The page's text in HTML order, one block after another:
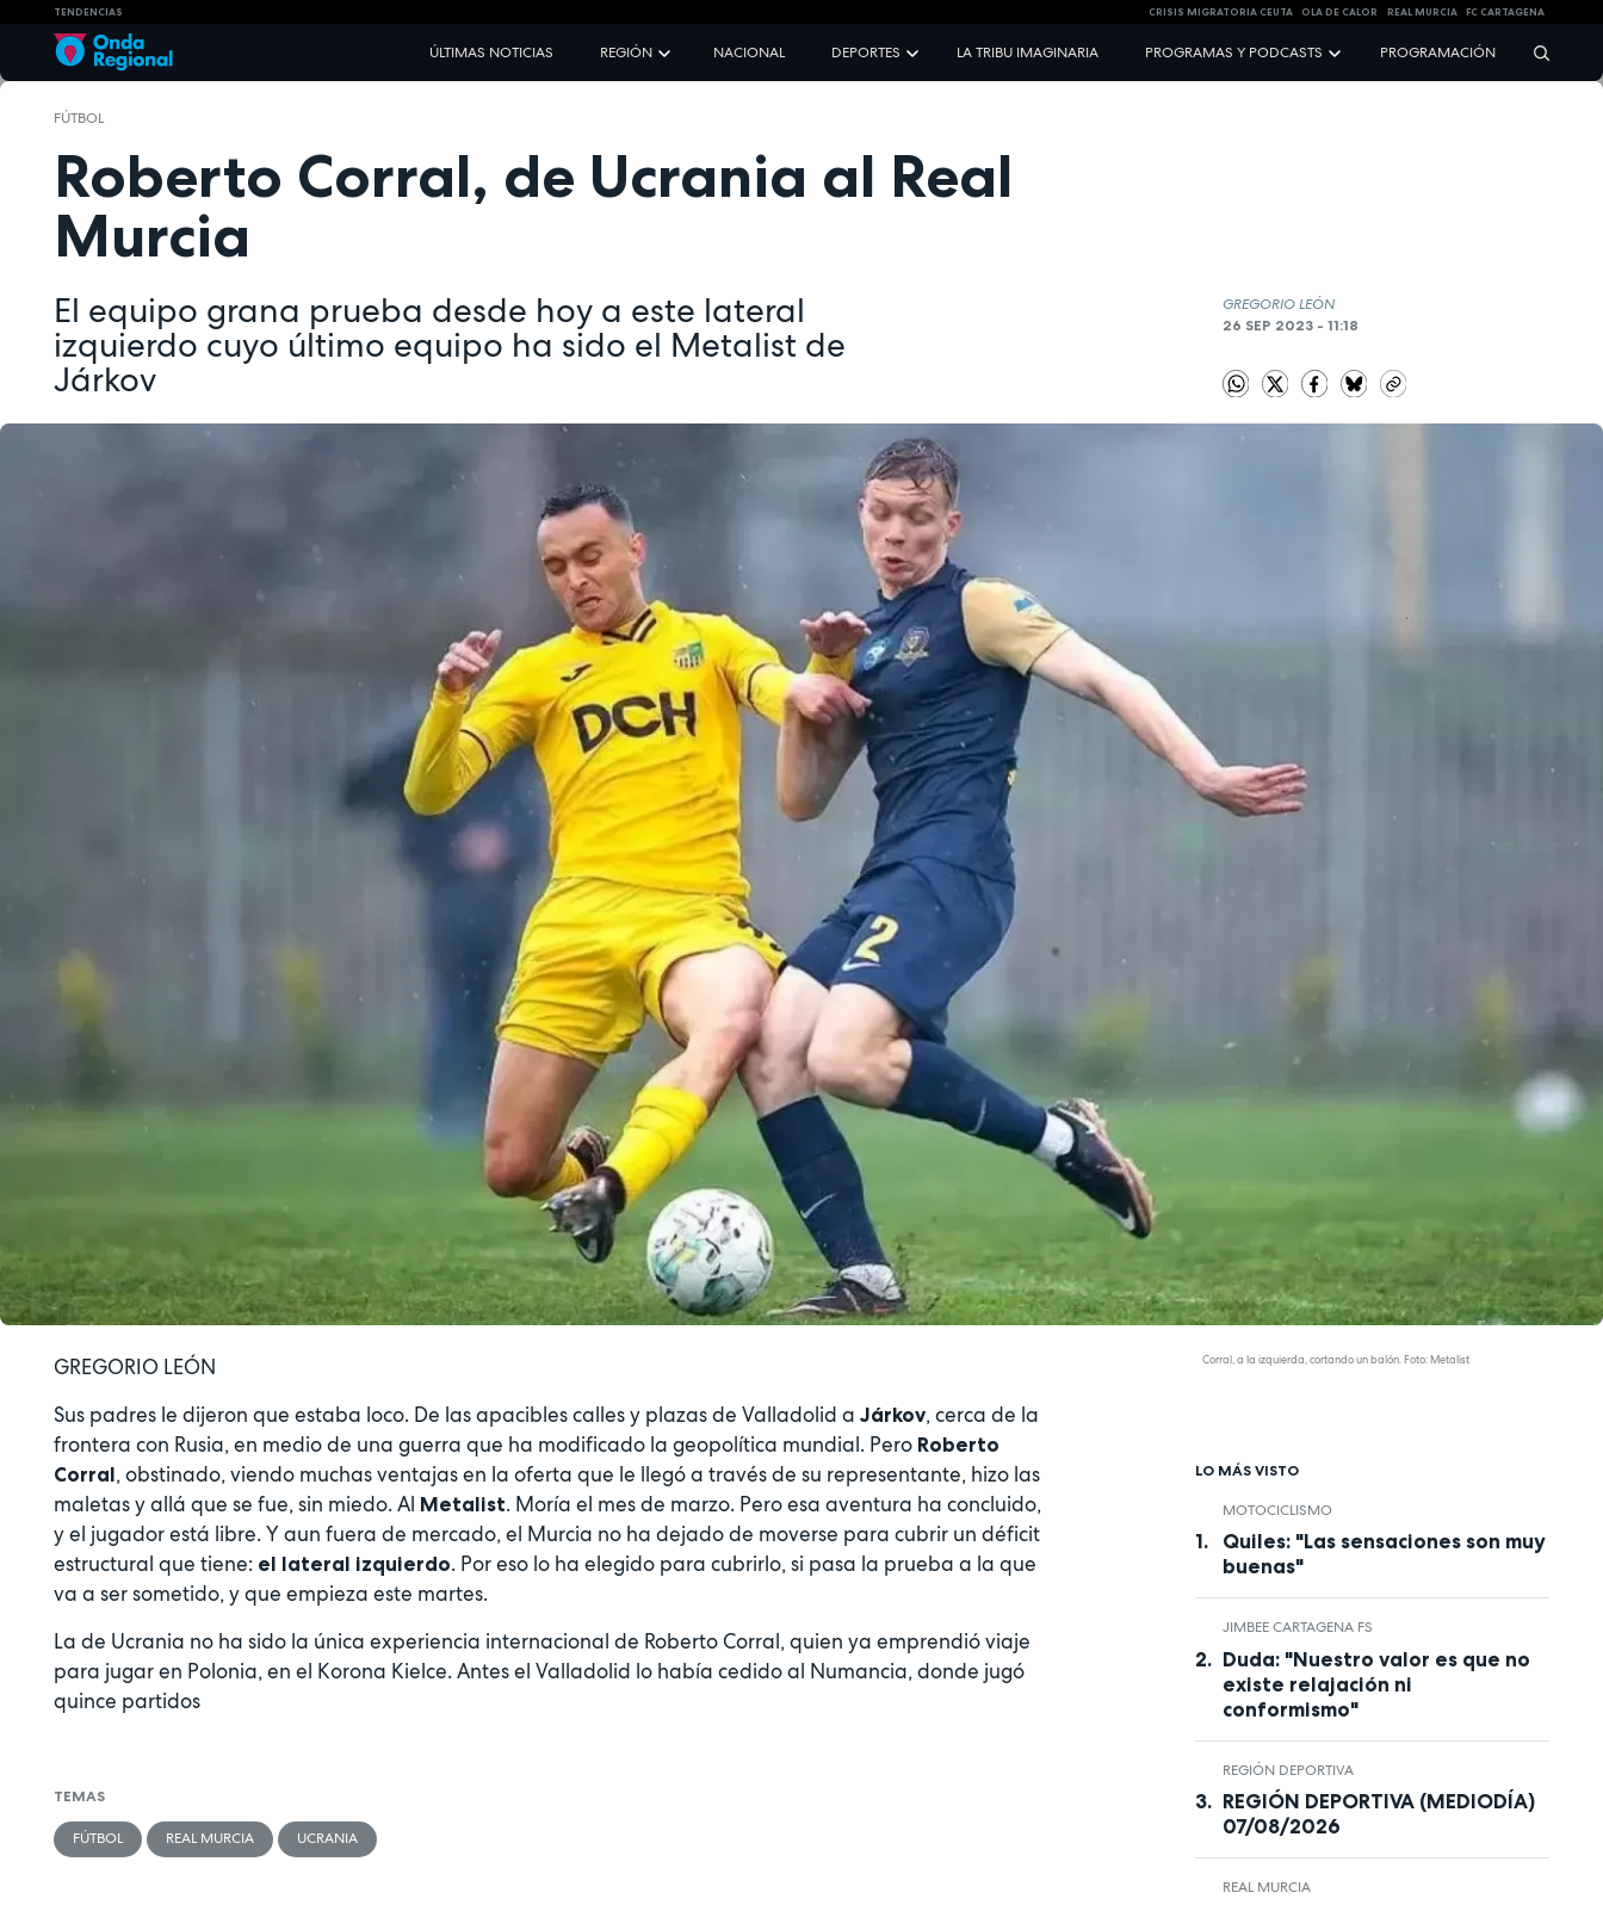
TENDENCIAS CRISIS MIGRATORIA CEUTA OLA DE CALOR REAL MURCIA FC CARTAGENA
ÚLTIMAS NOTICIAS REGIÓN NACIONAL DEPORTES LA TRIBU IMAGINARIA PROGRAMAS Y PODCASTS PROGRAMACIÓN
FÚTBOL
Roberto Corral, de Ucrania al Real
Murcia
El equipo grana prueba desde hoy a este lateral
izquierdo cuyo último equipo ha sido el Metalist de
Járkov
GREGORIO LEÓN
26 SEP 2023 - 11:18
Corral, a la izquierda, cortando un balón. Foto: Metalist
GREGORIO LEÓN
Sus padres le dijeron que estaba loco. De las apacibles calles y plazas de Valladolid a Járkov, cerca de la
frontera con Rusia, en medio de una guerra que ha modificado la geopolítica mundial. Pero Roberto
Corral, obstinado, viendo muchas ventajas en la oferta que le llegó a través de su representante, hizo las
maletas y allá que se fue, sin miedo. Al Metalist. Moría el mes de marzo. Pero esa aventura ha concluido,
y el jugador está libre. Y aun fuera de mercado, el Murcia no ha dejado de moverse para cubrir un déficit
estructural que tiene: el lateral izquierdo. Por eso lo ha elegido para cubrirlo, si pasa la prueba a la que
va a ser sometido, y que empieza este martes.
La de Ucrania no ha sido la única experiencia internacional de Roberto Corral, quien ya emprendió viaje
para jugar en Polonia, en el Korona Kielce. Antes el Valladolid lo había cedido al Numancia, donde jugó
quince partidos
TEMAS
FÚTBOL REAL MURCIA UCRANIA
LO MÁS VISTO
MOTOCICLISMO
Quiles: "Las sensaciones son muy
buenas"
JIMBEE CARTAGENA FS
Duda: "Nuestro valor es que no
existe relajación ni
conformismo"
REGIÓN DEPORTIVA
REGIÓN DEPORTIVA (MEDIODÍA)
07/08/2026
REAL MURCIA